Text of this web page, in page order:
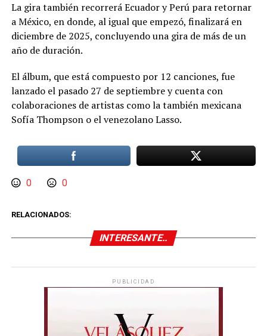
La gira también recorrerá Ecuador y Perú para retornar
a México, en donde, al igual que empezó, finalizará en
diciembre de 2025, concluyendo una gira de más de un
año de duración.
El álbum, que está compuesto por 12 canciones, fue
lanzado el pasado 27 de septiembre y cuenta con
colaboraciones de artistas como la también mexicana
Sofía Thompson o el venezolano Lasso.
0 0
RELACIONADOS:
INTERESANTE..
PUBLICIDAD